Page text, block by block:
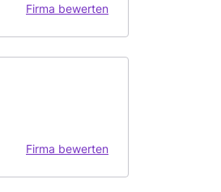
Firma bewerten
Firma bewerten